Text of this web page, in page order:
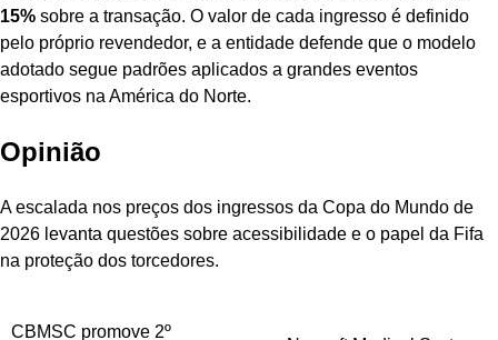
15% sobre a transação. O valor de cada ingresso é definido
pelo próprio revendedor, e a entidade defende que o modelo
adotado segue padrões aplicados a grandes eventos
esportivos na América do Norte.
Opinião
A escalada nos preços dos ingressos da Copa do Mundo de
2026 levanta questões sobre acessibilidade e o papel da Fifa
na proteção dos torcedores.
CBMSC promove 2º